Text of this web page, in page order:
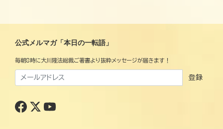
公式メルマガ「本日の一転語」
毎朝8時に大川隆法総裁ご著書より抜粋メッセージが届きます！
登録